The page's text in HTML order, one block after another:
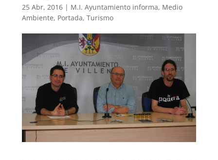
25 Abr, 2016| M.I. Ayuntamiento informa, Medio
Ambiente, Portada, Turismo